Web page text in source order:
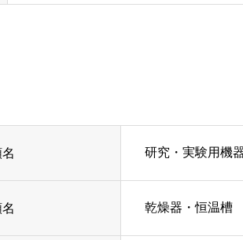
研究・実験用機
乾燥器・恒温槽